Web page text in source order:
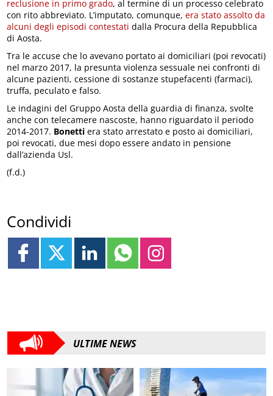
reclusione in primo grado, al termine di un processo celebrato
con rito abbreviato. L’imputato, comunque,era stato assolto da
alcuni degli episodi contestati dalla Procura della Repubblica
di Aosta.
Tra le accuse che lo avevano portato ai domiciliari (poi revocati)
nel marzo 2017, la presunta violenza sessuale nei confronti di
alcune pazienti, cessione di sostanze stupefacenti (farmaci),
truffa, peculato e falso.
Le indagini del Gruppo Aosta della guardia di finanza, svolte
anche con telecamere nascoste, hanno riguardato il periodo
2014-2017. Bonetti era stato arrestato e posto ai domiciliari,
poi revocati, due mesi dopo essere andato in pensione
dall’azienda Usl.
(f.d.)
Condividi
ULTIME NEWS